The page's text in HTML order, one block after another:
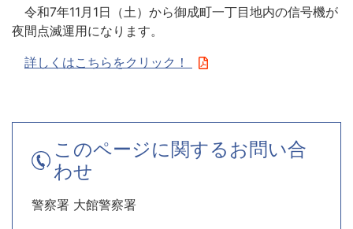
令和7年11月1日（土）から御成町一丁目地内の信号機が
夜間点滅運用になります。
詳しくはこちらをクリック！
このページに関するお問い合
わせ
警察署 大館警察署